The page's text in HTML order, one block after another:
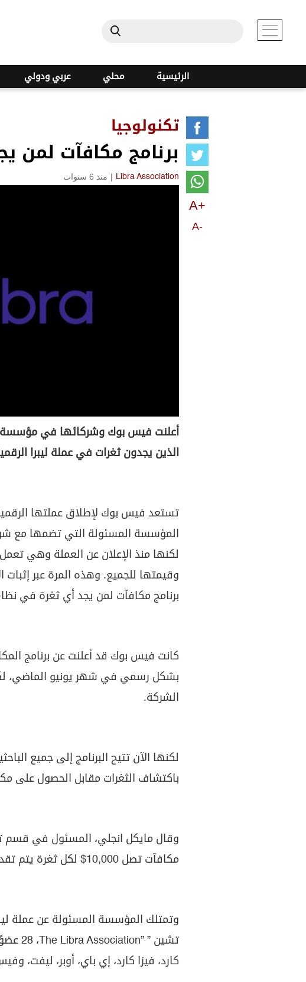
الرئيسية محلي عربي ودولي
تكنولوجيا
برنامج مكافآت لمن
Libra Association
| منذ 6 سنوات
A+
A-
أعلنت فيس بوك وشركائها في مؤسسة
الذين يجدون ثغرات في عملة ليبرا
تستعد فيس بوك لإطلاق عملتها
المؤسسة المسئولة التي تضمها مع
لكنها منذ الإعلان عن العملة وهي
وقيمتها للجميع. وهذه المرة عبر إثبات
برنامج مكافآت لمن يجد أي ثغرة في
كانت فيس بوك قد أعلنت عن برنامج
بشكل رسمي في شهر يونيو الماضي،
الشركة.
لكنها الآن تتيح البرنامج إلى جميع
باكتشاف الثغرات مقابل الحصول على
وقال مايكل انجلي، المسئول في قسم
مكافآت تصل 10,000$ لكل ثغرة يتم تقديم تقرير حولها.”
وتمتلك المؤسسة المسئولة عن عملة
تشين ” The Libra Association” ، 28
كارد، فيزا كارد، إي باي، أوبر، ليفت،